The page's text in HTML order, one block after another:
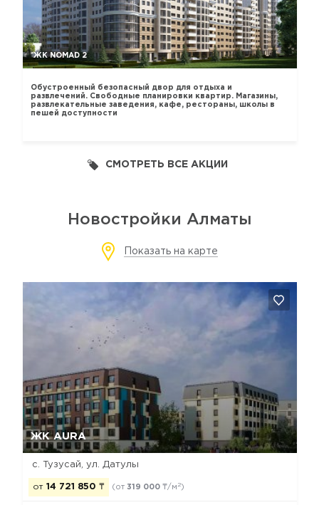
ЖК NOMAD 2
Обустроенный безопасный двор для отдыха и
развлечений. Свободные планировки квартир. Магазины,
развлекательные заведения, кафе, рестораны, школы в
пешей доступности
СМОТРЕТЬ ВСЕ АКЦИИ
Новостройки Алматы
Показать на карте
ЖК AURA
с. Тузусай, ул. Датулы
от 14 721 850 ₸ (от 319 000 ₸/м 2)
Да, удалить Отмена